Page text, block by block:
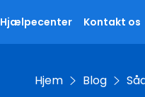
Hjælpecenter Kontakt os
Hjem Blog